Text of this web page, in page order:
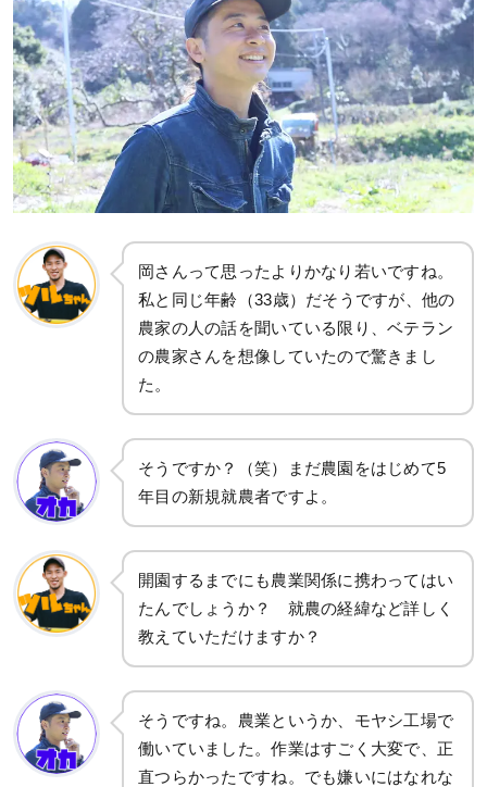
岡さんって思ったよりかなり若いですね。
私と同じ年齢（33歳）だそうですが、他の
農家の人の話を聞いている限り、ベテラン
の農家さんを想像していたので驚きまし
た。
そうですか？（笑）まだ農園をはじめて5
年目の新規就農者ですよ。
開園するまでにも農業関係に携わってはい
たんでしょうか？ 就農の経緯など詳しく
教えていただけますか？
そうですね。農業というか、モヤシ工場で
働いていました。作業はすごく大変で、正
直つらかったですね。でも嫌いにはなれな